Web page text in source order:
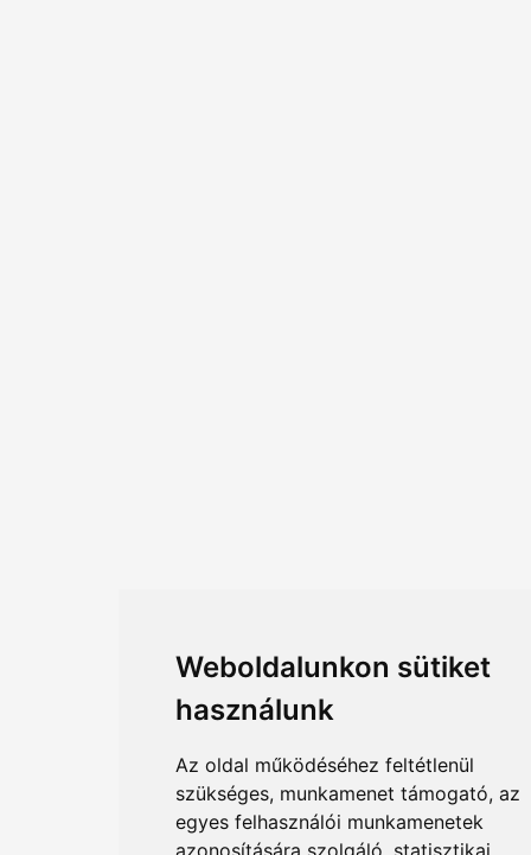
Weboldalunkon sütiket
használunk
Az oldal működéséhez feltétlenül
szükséges, munkamenet támogató, az
egyes felhasználói munkamenetek
azonosítására szolgáló, statisztikai